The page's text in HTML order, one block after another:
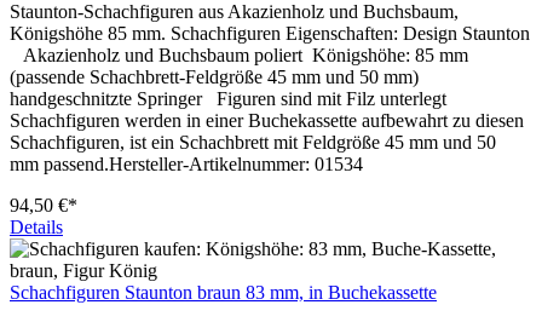
Staunton-Schachfiguren aus Akazienholz und Buchsbaum,
Königshöhe 85 mm. Schachfiguren Eigenschaften: Design Staunton
Akazienholz und Buchsbaum poliert Königshöhe: 85 mm
(passende Schachbrett-Feldgröße 45 mm und 50 mm)
handgeschnitzte Springer Figuren sind mit Filz unterlegt
Schachfiguren werden in einer Buchekassette aufbewahrt zu diesen
Schachfiguren, ist ein Schachbrett mit Feldgröße 45 mm und 50
mm passend.Hersteller-Artikelnummer: 01534
94,50 €*
Details
Schachfiguren Staunton braun 83 mm, in Buchekassette